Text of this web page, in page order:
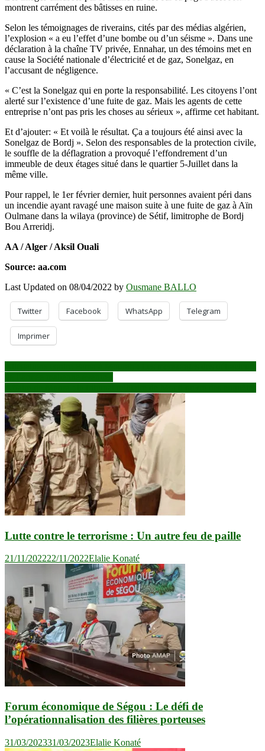
montrent carrément des bâtisses en ruine.
Selon les témoignages de riverains, cités par des médias algérien,
l’explosion « a eu l’effet d’une bombe ou d’un séisme ». Dans une
déclaration à la chaîne TV privée, Ennahar, un des témoins met en
cause la Société nationale d’électricité et de gaz, Sonelgaz, en
l’accusant de négligence.
« C’est la Sonelgaz qui en porte la responsabilité. Les citoyens l’ont
alerté sur l’existence d’une fuite de gaz. Mais les agents de cette
entreprise n’ont pas pris les choses au sérieux », affirme cet habitant.
Et d’ajouter: « Et voilà le résultat. Ça a toujours été ainsi avec la
Sonelgaz de Bordj ». Selon des responsables de la protection civile,
le souffle de la déflagration a provoqué l’effondrement d’un
immeuble de deux étages situé dans le quartier 5-Juillet dans la
même ville.
Pour rappel, le 1er février dernier, huit personnes avaient péri dans
un incendie ayant ravagé une maison suite à une fuite de gaz à Aïn
Oulmane dans la wilaya (province) de Sétif, limitrophe de Bordj
Bou Arreridj.
AA / Alger / Aksil Ouali
Source: aa.com
Last Updated on 08/04/2022 by Ousmane BALLO
Twitter Facebook WhatsApp Telegram
Imprimer
Navigation
de
l’article
Lutte contre le terrorisme : Un autre feu de paille
21/11/202222/11/2022Elalie Konaté
Forum économique de Ségou : Le défi de
l’opérationnalisation des filières porteuses
31/03/202331/03/2023Elalie Konaté